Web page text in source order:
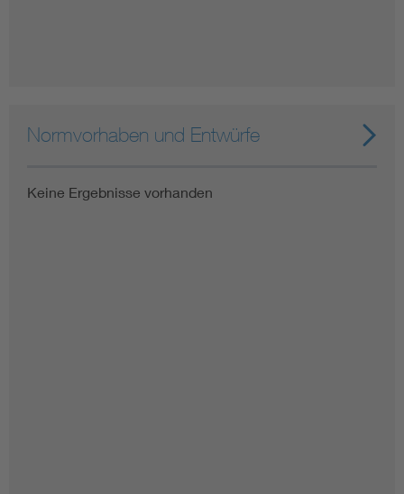
Normvorhaben und Entwürfe
Keine Ergebnisse vorhanden